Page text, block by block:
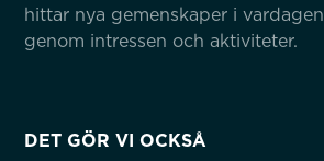
hittar nya gemenskaper i vardagen
genom intressen och aktiviteter.
DET GÖR VI OCKSÅ